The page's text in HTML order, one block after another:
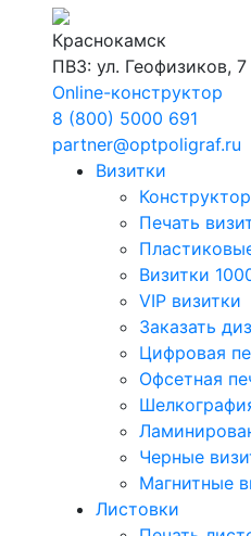
Краснокамск
ПВЗ: ул. Геофизиков, 7
Online-конструктор
8 (800) 5000 691
partner@optpoligraf.ru
Визитки
Печать
Визитки
VIP визитки
Заказать
Цифровая
Офсетная
Черные
Магнитные
Листовки